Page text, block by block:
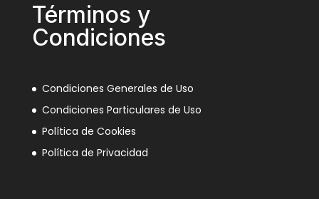
Términos y
Condiciones
Condiciones Generales de Uso
Condiciones Particulares de Uso
Política de Cookies
Política de Privacidad